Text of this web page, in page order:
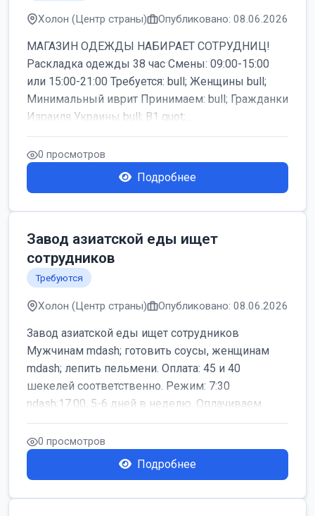
Холон (Центр страны) Опубликовано: 08.06.2026
МАГАЗИН ОДЕЖДЫ НАБИРАЕТ СОТРУДНИЦ!
Раскладка одежды 38 час Смены: 09:00-15:00
или 15:00-21:00 Требуется: bull; Женщины bull;
Минимальный иврит Принимаем: bull; Гражданки
Израиля Украины bull; B1 quot;...
0 просмотров
Подробнее
Завод азиатской еды ищет
сотрудников
Требуются
Холон (Центр страны) Опубликовано: 08.06.2026
Завод азиатской еды ищет сотрудников
Мужчинам mdash; готовить соусы, женщинам
mdash; лепить пельмени. Оплата: 45 и 40
шекелей соответственно. Режим: 7:30
ndash;17:00, 5-6 дней в неделю. Оплачиваем
дор...
0 просмотров
Подробнее